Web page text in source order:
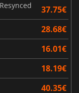
37.75€
28.68€
16.01€
18.19€
40.35€